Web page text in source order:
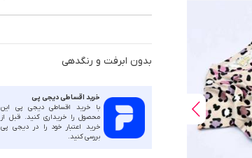
بدون ابرفت و رنگدهي
خرید اقساطی دیجی پی
با خرید اقساطی دیجی پی این
محصول را خریداری کنید. قبل از
خرید اعتبار خود را در دیجی پی
بررسی کنید.